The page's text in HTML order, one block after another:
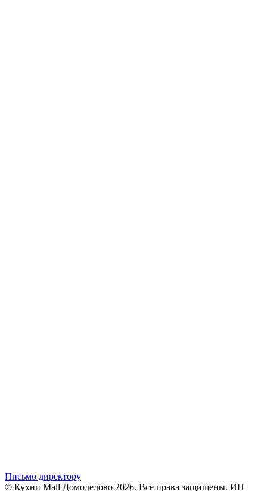
Письмо директору
© Кухни Mall Домодедово 2026. Все права защищены. ИП